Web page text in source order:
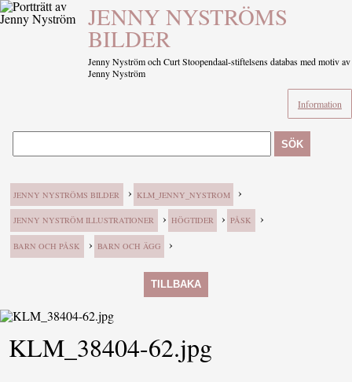
JENNY NYSTRÖMS
BILDER
Jenny Nyström och Curt Stoopendaal-stiftelsens databas med motiv av
Jenny Nyström
Information
SÖK
JENNY NYSTRÖMS BILDER › KLM_JENNY_NYSTROM ›
JENNY NYSTRÖM ILLUSTRATIONER › HÖGTIDER › PÅSK ›
BARN OCH PÅSK › BARN OCH ÄGG ›
TILLBAKA
KLM_38404-62.jpg